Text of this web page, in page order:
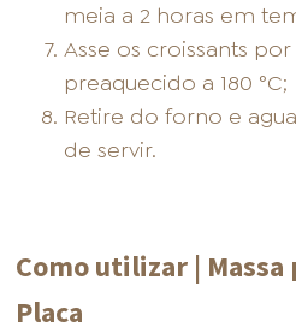
meia a 2 horas em
Asse os croissants
preaquecido a 180 °C;
Retire do forno e
de servir.
Como utilizar | Massa
Placa